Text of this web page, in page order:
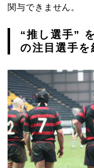
関与できません。
“推し選手”
の注目選手を